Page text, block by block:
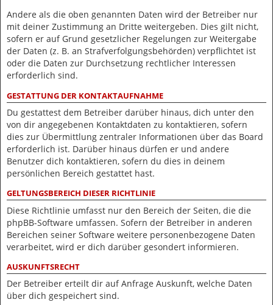
Andere als die oben genannten Daten wird der Betreiber nur
mit deiner Zustimmung an Dritte weitergeben. Dies gilt nicht,
sofern er auf Grund gesetzlicher Regelungen zur Weitergabe
der Daten (z. B. an Strafverfolgungsbehörden) verpflichtet ist
oder die Daten zur Durchsetzung rechtlicher Interessen
erforderlich sind.
GESTATTUNG DER KONTAKTAUFNAHME
Du gestattest dem Betreiber darüber hinaus, dich unter den
von dir angegebenen Kontaktdaten zu kontaktieren, sofern
dies zur Übermittlung zentraler Informationen über das Board
erforderlich ist. Darüber hinaus dürfen er und andere
Benutzer dich kontaktieren, sofern du dies in deinem
persönlichen Bereich gestattet hast.
GELTUNGSBEREICH DIESER RICHTLINIE
Diese Richtlinie umfasst nur den Bereich der Seiten, die die
phpBB-Software umfassen. Sofern der Betreiber in anderen
Bereichen seiner Software weitere personenbezogene Daten
verarbeitet, wird er dich darüber gesondert informieren.
AUSKUNFTSRECHT
Der Betreiber erteilt dir auf Anfrage Auskunft, welche Daten
über dich gespeichert sind.